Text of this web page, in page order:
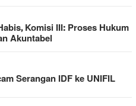
Komisi III: Proses Hukum
Akuntabel
Serangan IDF ke UNIFIL